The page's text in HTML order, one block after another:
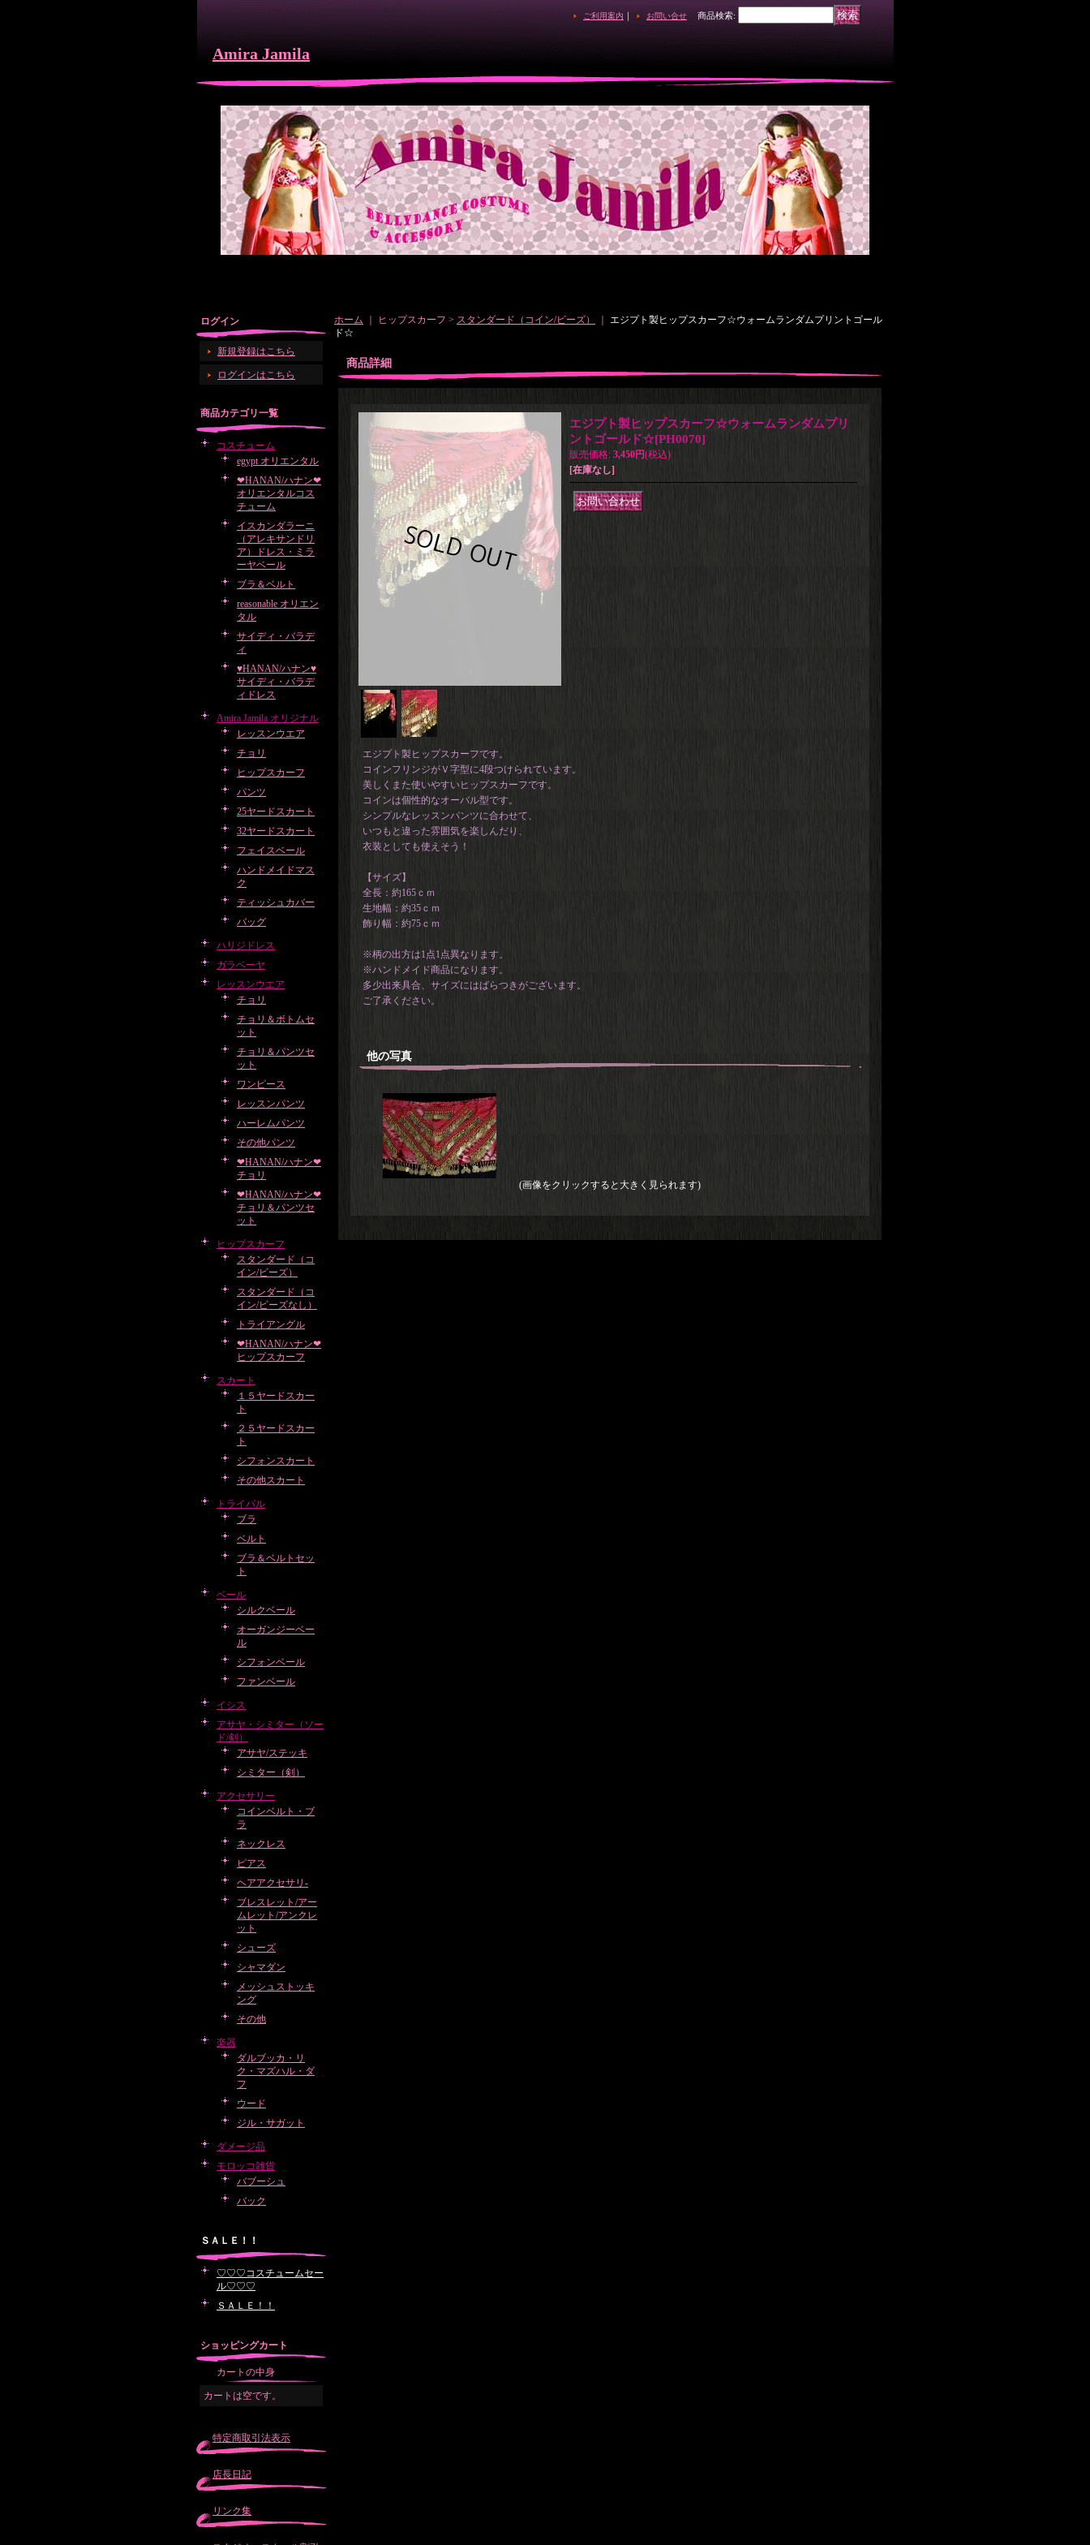
Amira Jamila
ご利用案内 ｜ お問い合せ 商品検索:
ログイン
新規登録はこちら
ログインはこちら
商品カテゴリ一覧
コスチューム
egypt オリエンタル
❤HANAN/ハナン❤
オリエンタルコス
チューム
イスカンダラーニ
（アレキサンドリ
ア）ドレス・ミラ
ーヤベール
ブラ＆ベルト
reasonable オリエン
タル
サイディ・バラデ
ィ
♥HANAN/ハナン♥
サイディ・バラデ
ィドレス
Amira Jamila オリジナル
レッスンウエア
チョリ
ヒップスカーフ
パンツ
25ヤードスカート
32ヤードスカート
フェイスベール
ハンドメイドマス
ク
ティッシュカバー
バッグ
ハリジドレス
ガラベーヤ
レッスンウエア
チョリ
チョリ＆ボトムセ
ット
チョリ＆パンツセ
ット
ワンピース
レッスンパンツ
ハーレムパンツ
その他パンツ
❤HANAN/ハナン❤
チョリ
❤HANAN/ハナン❤
チョリ＆パンツセ
ット
ヒップスカーフ
スタンダード（コ
イン/ビーズ）
スタンダード（コ
イン/ビーズなし）
トライアングル
❤HANAN/ハナン❤
ヒップスカーフ
スカート
１５ヤードスカー
ト
２５ヤードスカー
ト
シフォンスカート
その他スカート
トライバル
ブラ
ベルト
ブラ＆ベルトセッ
ト
ベール
シルクベール
オーガンジーベー
ル
シフォンベール
ファンベール
イシス
アサヤ・シミター（ソー
ド/剣）
アサヤ/ステッキ
シミター（剣）
アクセサリー
コインベルト・ブ
ラ
ネックレス
ピアス
ヘアアクセサリ-
ブレスレット/アー
ムレット/アンクレ
ット
シューズ
シャマダン
メッシュストッキ
ング
その他
楽器
ダルブッカ・リ
ク・マズハル・ダ
フ
ウード
ジル・サガット
ダメージ品
モロッコ雑貨
バブーシュ
バック
ＳＡＬＥ！！
♡♡♡コスチュームセー
ル♡♡♡
ＳＡＬＥ！！
ショッピングカート
カートの中身
カートは空です。
特定商取引法表示
店長日記
リンク集
ホーム ｜ ヒップスカーフ > スタンダード（コイン/ビーズ）
エジプト製ヒップスカーフ☆ウォームランダムプリントゴール
ド☆
商品詳細
エジプト製ヒップスカーフ☆ウォームランダムプリ
ントゴールド☆[PH0070]
販売価格: 3,450円(税込)
[在庫なし]
エジプト製ヒップスカーフです。
コインフリンジがＶ字型に4段つけられています。
美しくまた使いやすいヒップスカーフです。
コインは個性的なオーバル型です。
シンプルなレッスンパンツに合わせて、
いつもと違った雰囲気を楽しんだり、
衣装としても使えそう！
【サイズ】
全長：約165ｃｍ
生地幅：約35ｃｍ
飾り幅：約75ｃｍ
※柄の出方は1点1点異なります。
※ハンドメイド商品になります。
多少出来具合、サイズにはばらつきがございます。
ご了承ください。
他の写真
(画像をクリックすると大きく見られます)